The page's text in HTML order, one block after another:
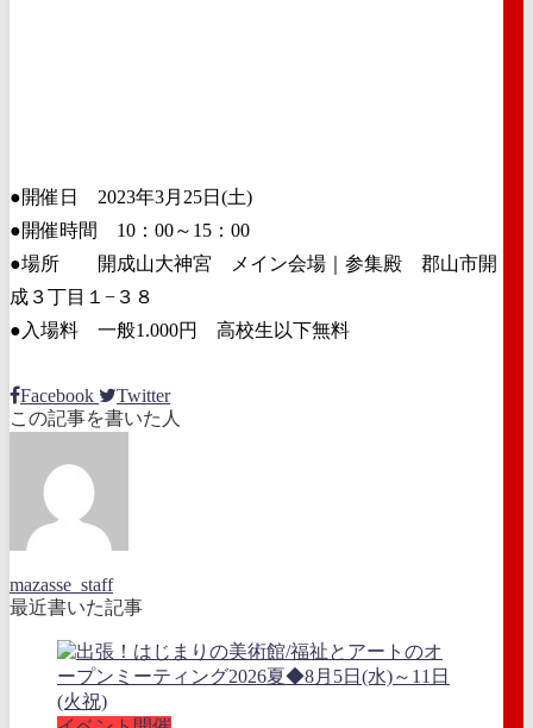
●開催日 2023年3月25日(土)
●開催時間 10：00～15：00
●場所 開成山大神宮 メイン会場｜参集殿 郡山市開
成３丁目１−３８
●入場料 一般1.000円 高校生以下無料
Facebook
Twitter
この記事を書いた人
mazasse_staff
最近書いた記事